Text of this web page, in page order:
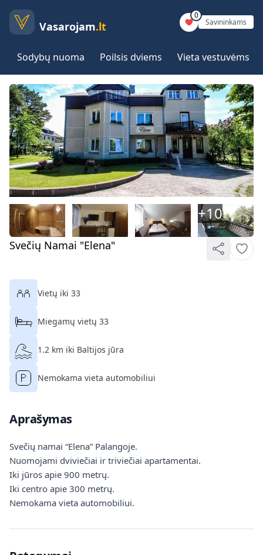
Vasarojam.lt
0
Savininkams
Sodybų nuoma Poilsis dviems Vieta vestuvėms
Svečių Namai "Elena"
+10
Vietų iki 33
Miegamų vietų 33
1.2 km iki Baltijos jūra
Nemokama vieta automobiliui
Aprašymas
Svečių namai “Elena” Palangoje.
Nuomojami dviviečiai ir triviečiai apartamentai.
Iki jūros apie 900 metrų.
Iki centro apie 300 metrų.
Nemokama vieta automobiliui.